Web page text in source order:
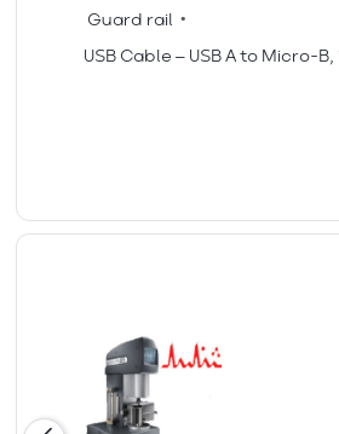
Guard rail
USB Cable – USB A to Micro-B,